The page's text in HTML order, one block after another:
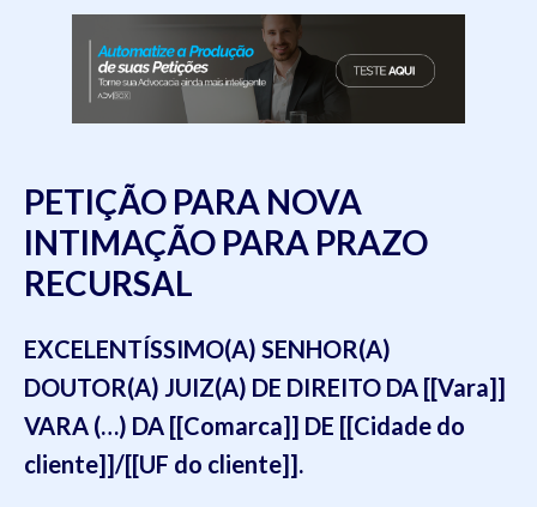
PETIÇÃO PARA NOVA
INTIMAÇÃO PARA PRAZO
RECURSAL
EXCELENTÍSSIMO(A) SENHOR(A)
DOUTOR(A) JUIZ(A) DE DIREITO DA [[Vara]]
VARA (…) DA [[Comarca]] DE [[Cidade do
cliente]]/[[UF do cliente]].